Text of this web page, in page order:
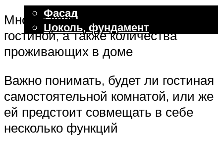
Фасад
Цоколь, фундамент
Меню
Многое зависит от размера
гостиной, а также количества
проживающих в доме
Важно понимать, будет ли гостиная
самостоятельной комнатой, или же
ей предстоит совмещать в себе
несколько функций